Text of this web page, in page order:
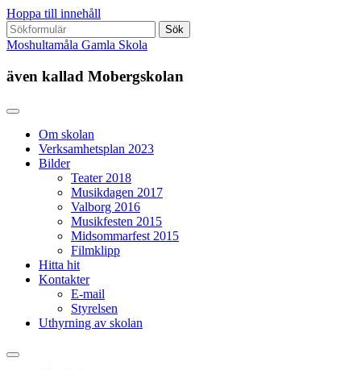
Hoppa till innehåll
Sök
efter:
Moshultamåla Gamla Skola
även kallad Mobergskolan
Om skolan
Verksamhetsplan 2023
Bilder
Teater 2018
Musikdagen 2017
Valborg 2016
Musikfesten 2015
Midsommarfest 2015
Filmklipp
Hitta hit
Kontakter
E-mail
Styrelsen
Uthyrning av skolan
Slå